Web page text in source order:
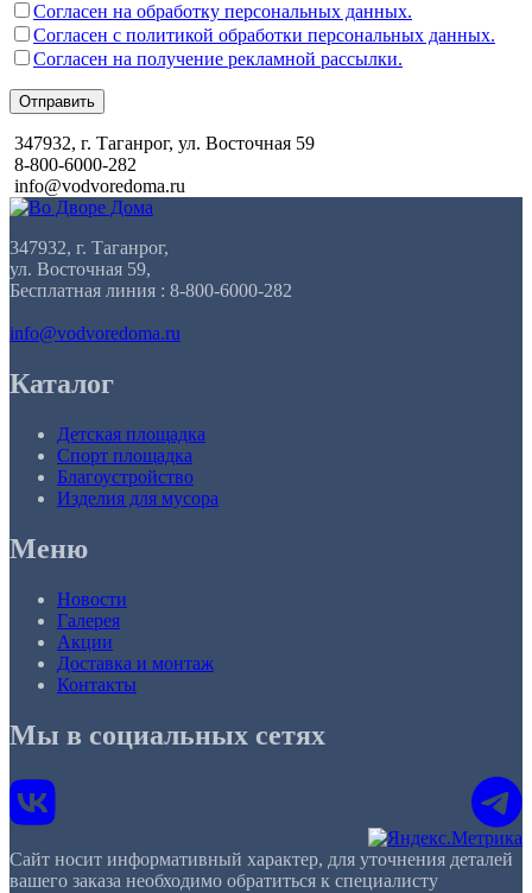
Согласен на обработку персональных данных.
Согласен с политикой обработки персональных данных.
Согласен на получение рекламной рассылки.
Отправить
347932, г. Таганрог, ул. Восточная 59
8-800-6000-282
info@vodvoredoma.ru
347932, г. Таганрог,
ул. Восточная 59,
Бесплатная линия : 8-800-6000-282
info@vodvoredoma.ru
Каталог
Детская площадка
Спорт площадка
Благоустройство
Изделия для мусора
Меню
Новости
Галерея
Акции
Доставка и монтаж
Контакты
Мы в социальных сетях
Сайт носит информативный характер, для уточнения деталей
вашего заказа необходимо обратиться к специалисту